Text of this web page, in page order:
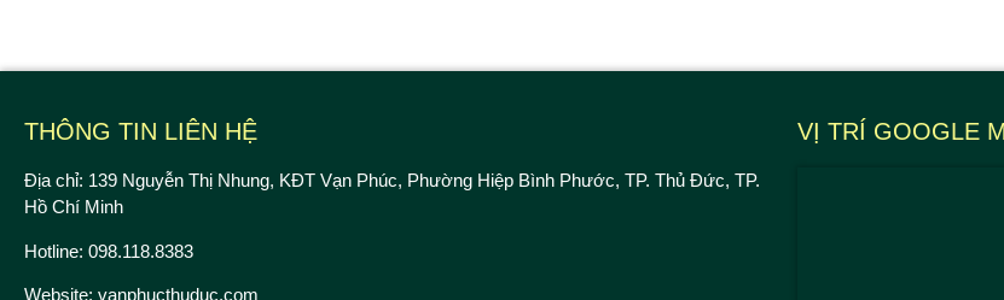
THÔNG TIN LIÊN HỆ
Địa chỉ: 139 Nguyễn Thị Nhung, KĐT Vạn Phúc, Phường Hiệp Bình Phước, TP. Thủ Đức, TP.
Hồ Chí Minh
Hotline: 098.118.8383
Website: vanphucthuduc.com
VỊ TRÍ GOOGLE